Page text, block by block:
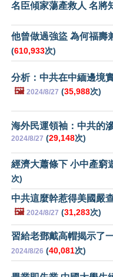
名臣傾家蕩產救人 名將
他曾做過強盜 為何福壽
(610,933次)
分析：中共在中緬邊境
🖼️ 2024/8/27 (35,988次)
海外民運領袖：中共的
2024/8/27 (29,148次)
經濟大蕭條下 小中產窮
次)
中共這麼幹惹得美國嚴
🖼️ 2024/8/27 (31,283次)
習給老鄧戴高帽揭示了
2024/8/26 (40,081次)